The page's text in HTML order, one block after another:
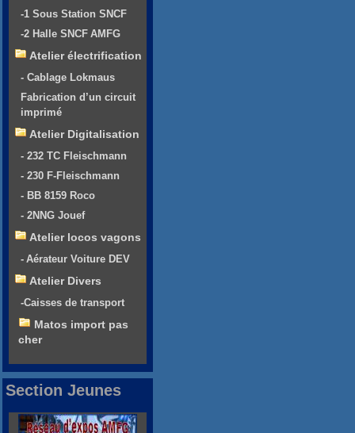
-1 Sous Station SNCF
-2 Halle SNCF AMFG
Atelier électrification
- Cablage Lokmaus
Fabrication d’un circuit
imprimé
Atelier Digitalisation
- 232 TC Fleischmann
- 230 F-Fleischmann
- BB 8159 Roco
- 2NNG Jouef
Atelier locos vagons
- Aérateur Voiture DEV
Atelier Divers
-Caisses de transport
Matos import pas
cher
Section Jeunes